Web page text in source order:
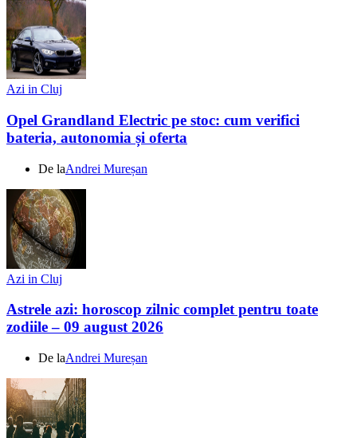
Azi in Cluj
Opel Grandland Electric pe stoc: cum verifici
bateria, autonomia și oferta
De laAndrei Mureșan
Azi in Cluj
Astrele azi: horoscop zilnic complet pentru toate
zodiile – 09 august 2026
De laAndrei Mureșan